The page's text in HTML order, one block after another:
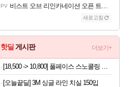
PV 비스트 오브 리인카네이션 오픈 트레일러
새로고침
핫딜 게시판 더보기+
[오늘끝딜] 3M 싱글 라인 치실 150입